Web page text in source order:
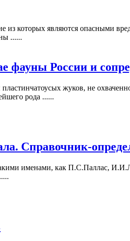
которых являются опасными
......
фауны России и
жуков, не
рода ......
Справочник-
такими именами, как П.С.Паллас,